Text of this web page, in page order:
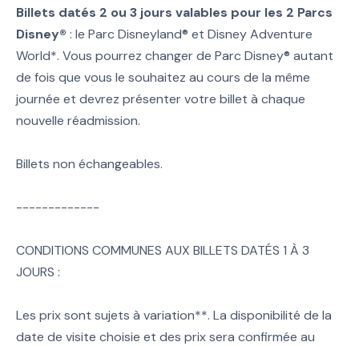
Billets datés 2 ou 3 jours valables pour les 2 Parcs
Disney® : le Parc Disneyland® et Disney Adventure
World*. Vous pourrez changer de Parc Disney® autant
de fois que vous le souhaitez au cours de la même
journée et devrez présenter votre billet à chaque
nouvelle réadmission.
Billets non échangeables.
-------------
CONDITIONS COMMUNES AUX BILLETS DATÉS 1 À 3
JOURS :
Les prix sont sujets à variation**. La disponibilité de la
date de visite choisie et des prix sera confirmée au